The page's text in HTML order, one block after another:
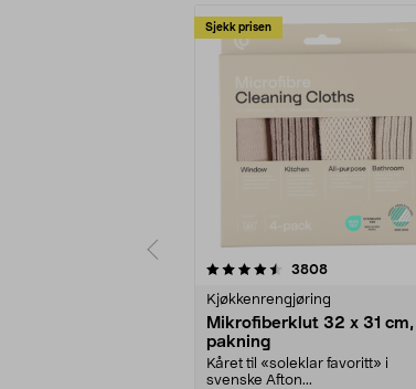
Sjekk prisen
3808anmeldelser
Kjøkkenrengjøring
Mikrofiberklut 32 x 31
pakning
Kåret til «soleklar favoritt» i
svenske Afton...
4.5av 5 stjerner